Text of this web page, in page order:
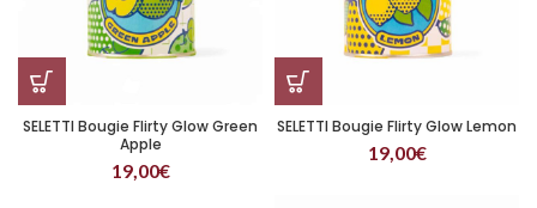
SELETTI Bougie Flirty Glow Green
Apple
19,00€
SELETTI Bougie Flirty Glow Lemon
19,00€